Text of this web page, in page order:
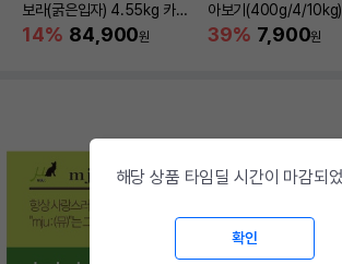
보라(굵은입자) 4.55kg 카사
바모래
14% 84,900원
아보기(400g/4/10kg)
39% 7,900원
해당 상품 타임딜 시간이 마감되
확인